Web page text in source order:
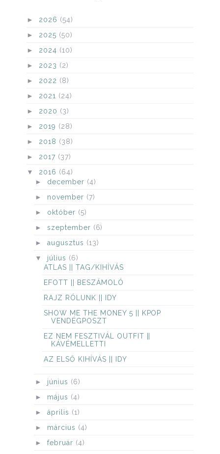
► 2026 (54)
► 2025 (50)
► 2024 (10)
► 2023 (2)
► 2022 (8)
► 2021 (24)
► 2020 (3)
► 2019 (28)
► 2018 (38)
► 2017 (37)
▼ 2016 (64)
► december (4)
► november (7)
► október (5)
► szeptember (6)
► augusztus (13)
▼ július (6)
ATLAS || TAG/KIHÍVÁS
EFOTT || BESZÁMOLÓ
RAJZ RÓLUNK || IDY
SHOW ME THE MONEY 5 || KPOP
VENDÉGPOSZT
EZ NEM FESZTIVÁL OUTFIT ||
KÁVÉMELLETTI
AZ ELSŐ KIHÍVÁS || IDY
► június (6)
► május (4)
► április (1)
► március (4)
► február (4)